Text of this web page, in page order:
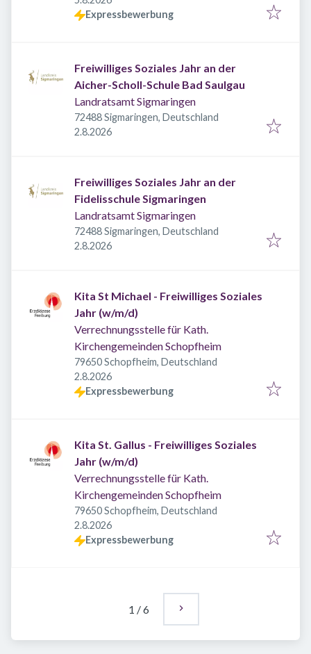
Expressbewerbung
Freiwilliges Soziales Jahr an der
Aicher-Scholl-Schule Bad Saulgau
Landratsamt Sigmaringen
72488 Sigmaringen, Deutschland
Veröffentlicht
2.8.2026
Freiwilliges Soziales Jahr an der
Fidelisschule Sigmaringen
Landratsamt Sigmaringen
72488 Sigmaringen, Deutschland
Veröffentlicht
2.8.2026
Kita St Michael - Freiwilliges Soziales
Jahr (w/m/d)
Verrechnungsstelle für Kath.
Kirchengemeinden Schopfheim
79650 Schopfheim, Deutschland
Veröffentlicht
2.8.2026
Expressbewerbung
Kita St. Gallus - Freiwilliges Soziales
Jahr (w/m/d)
Verrechnungsstelle für Kath.
Kirchengemeinden Schopfheim
79650 Schopfheim, Deutschland
Veröffentlicht
2.8.2026
Expressbewerbung
1 /6